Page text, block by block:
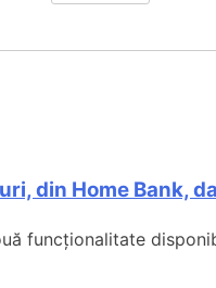
din Home Bank,
funcționalitate